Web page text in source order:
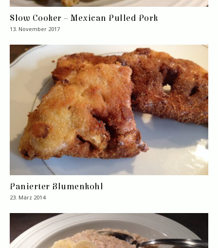
Slow Cooker – Mexican Pulled Pork
13. November 2017
Panierter Blumenkohl
23. März 2014